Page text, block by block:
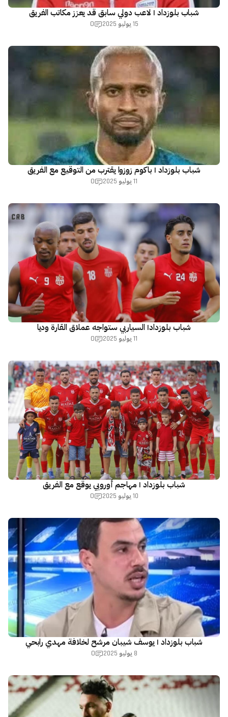
شباب بلوزداد | لاعب دولي سابق قد يعزز مكاتب الفريق
15 يوليو 2025 0
شباب بلوزداد | باكوم زوزوا يقترب من التوقيع مع الفريق
11 يوليو 2025 0
شباب بلوزداد| السياربي ستواجه عملاق القارة وديا
11 يوليو 2025 0
شباب بلوزداد | مهاجم أوروبي يوقع مع الفريق
10 يوليو 2025 0
شباب بلوزداد | يوسف شيبان مرشح لخلافة مهدي رابحي
8 يوليو 2025 0